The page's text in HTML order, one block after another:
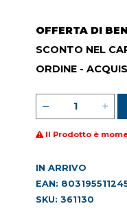
OFFERTA DI
SCONTO NEL
ORDINE -
Il Prodotto è
IN ARRIVO
EAN:
SKU: 361130